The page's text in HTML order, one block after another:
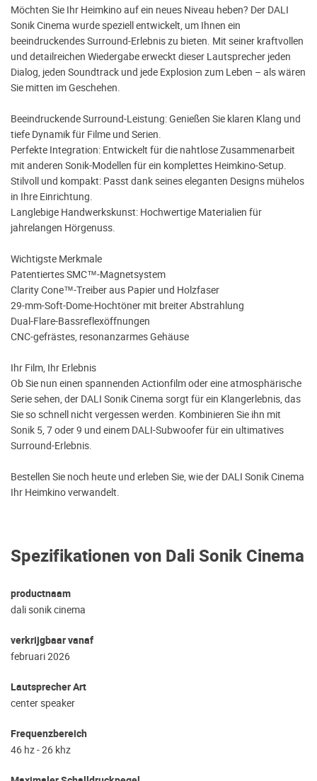
Spezifikationen von Dali Sonik Cinema
productnaam
dali sonik cinema
verkrijgbaar vanaf
februari 2026
Lautsprecher Art
center speaker
Frequenzbereich
46 hz - 26 khz
Möchten Sie Ihr Heimkino auf ein neues Niveau heben? Der DALI
Sonik Cinema wurde speziell entwickelt, um Ihnen ein
beeindruckendes Surround-Erlebnis zu bieten. Mit seiner kraftvollen
und detailreichen Wiedergabe erweckt dieser Lautsprecher jeden
Dialog, jeden Soundtrack und jede Explosion zum Leben – als wären
Sie mitten im Geschehen.
Beeindruckende Surround-Leistung: Genießen Sie klaren Klang und
tiefe Dynamik für Filme und Serien.
Perfekte Integration: Entwickelt für die nahtlose Zusammenarbeit
mit anderen Sonik-Modellen für ein komplettes Heimkino-Setup.
Stilvoll und kompakt: Passt dank seines eleganten Designs mühelos
in Ihre Einrichtung.
Langlebige Handwerkskunst: Hochwertige Materialien für
jahrelangen Hörgenuss.
Wichtigste Merkmale
Patentiertes SMC™-Magnetsystem
Clarity Cone™-Treiber aus Papier und Holzfaser
29-mm-Soft-Dome-Hochtöner mit breiter Abstrahlung
Dual-Flare-Bassreflexöffnungen
CNC-gefrästes, resonanzarmes Gehäuse
Ihr Film, Ihr Erlebnis
Ob Sie nun einen spannenden Actionfilm oder eine atmosphärische
Serie sehen, der DALI Sonik Cinema sorgt für ein Klangerlebnis, das
Sie so schnell nicht vergessen werden. Kombinieren Sie ihn mit
Sonik 5, 7 oder 9 und einem DALI-Subwoofer für ein ultimatives
Surround-Erlebnis.
Bestellen Sie noch heute und erleben Sie, wie der DALI Sonik Cinema
Ihr Heimkino verwandelt.